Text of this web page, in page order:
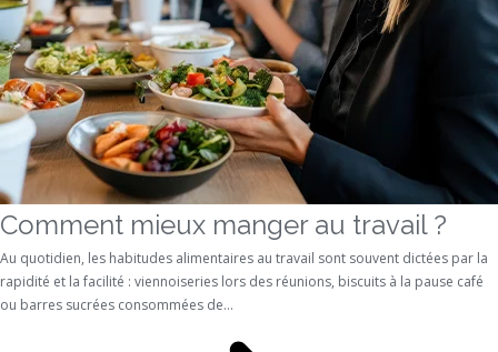
Comment mieux manger au travail ?
Au quotidien, les habitudes alimentaires au travail sont souvent dictées par la
rapidité et la facilité : viennoiseries lors des réunions, biscuits à la pause café
ou barres sucrées consommées de...